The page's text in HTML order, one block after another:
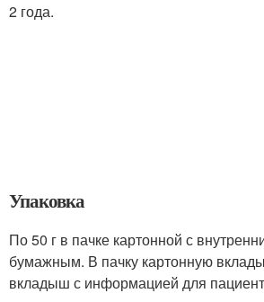
2 года.
Упаковка
По 50 г в пачке картонной с
бумажным. В пачку картонную
вкладыш с информацией для